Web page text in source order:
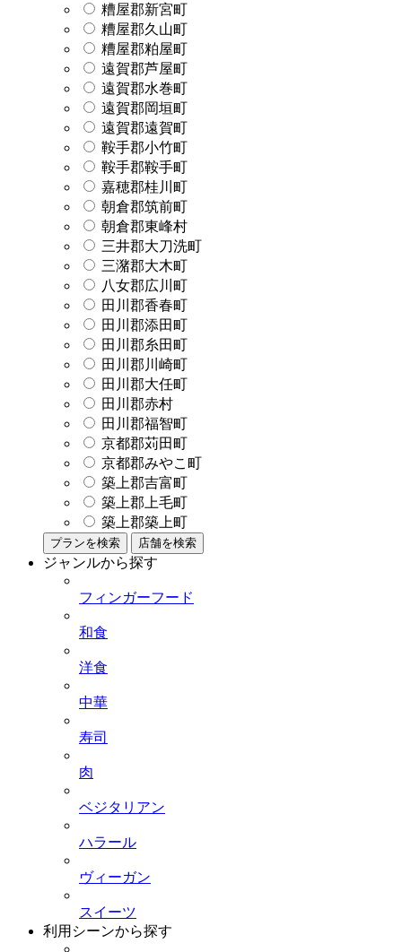
糟屋郡新宮町
糟屋郡久山町
糟屋郡粕屋町
遠賀郡芦屋町
遠賀郡水巻町
遠賀郡岡垣町
遠賀郡遠賀町
鞍手郡小竹町
鞍手郡鞍手町
嘉穂郡桂川町
朝倉郡筑前町
朝倉郡東峰村
三井郡大刀洗町
三潴郡大木町
八女郡広川町
田川郡香春町
田川郡添田町
田川郡糸田町
田川郡川崎町
田川郡大任町
田川郡赤村
田川郡福智町
京都郡苅田町
京都郡みやこ町
築上郡吉富町
築上郡上毛町
築上郡築上町
プランを検索 店舗を検索
ジャンルから探す
フィンガーフード
和食
洋食
中華
寿司
肉
ベジタリアン
ハラール
ヴィーガン
スイーツ
利用シーンから探す